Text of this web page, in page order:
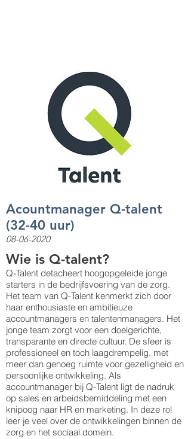
Acountmanager Q-talent
(32-40 uur)
08-06-2020
Wie is Q-talent?
Q-Talent detacheert hoogopgeleide jonge
starters in de bedrijfsvoering van de zorg.
Het team van Q-Talent kenmerkt zich door
haar enthousiaste en ambitieuze
accountmanagers en talentenmanagers. Het
jonge team zorgt voor een doelgerichte,
transparante en directe cultuur. De sfeer is
professioneel en toch laagdrempelig, met
meer dan genoeg ruimte voor gezelligheid en
persoonlijke ontwikkeling. Als
accountmanager bij Q-Talent ligt de nadruk
op sales en arbeidsbemiddeling met een
knipoog naar HR en marketing. In deze rol
leer je veel over de ontwikkelingen binnen de
zorg en het sociaal domein.